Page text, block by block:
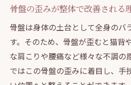
骨盤の歪みが整体で改善される
骨盤は身体の土台として全身のバ
す。そのため、骨盤が歪むと猫背
な肩こりや腰痛など様々な不調の
ではこの骨盤の歪みに着目し、手